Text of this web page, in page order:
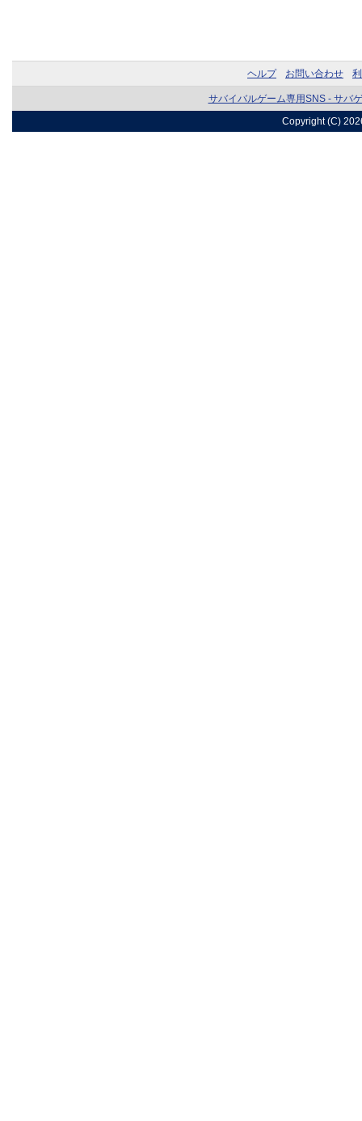
ヘルプ お問い合わせ
サバイバルゲーム専用SNS - サバ
Copyright (C)